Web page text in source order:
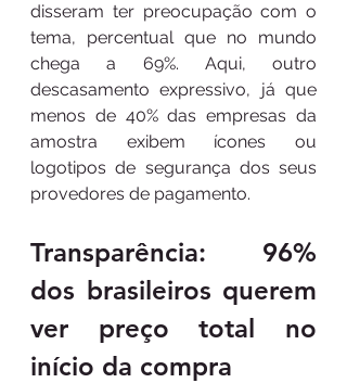
disseram ter preocupação com o
tema, percentual que no mundo
chega a 69%. Aqui, outro
descasamento expressivo, já que
menos de 40% das empresas da
amostra exibem ícones ou
logotipos de segurança dos seus
provedores de pagamento.
Transparência: 96%
dos brasileiros querem
ver preço total no
início da compra